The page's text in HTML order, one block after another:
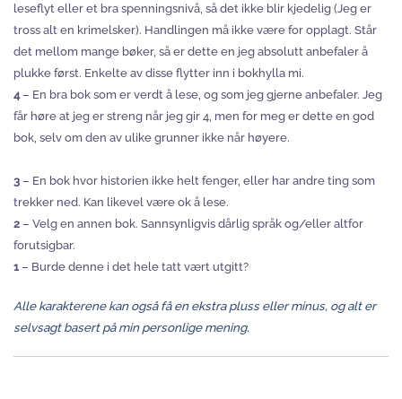
leseflyt eller et bra spenningsnivå, så det ikke blir kjedelig (Jeg er
tross alt en krimelsker). Handlingen må ikke være for opplagt. Står
det mellom mange bøker, så er dette en jeg absolutt anbefaler å
plukke først. Enkelte av disse flytter inn i bokhylla mi.
4– En bra bok som er verdt å lese, og som jeg gjerne anbefaler. Jeg
får høre at jeg er streng når jeg gir 4, men for meg er dette en god
bok, selv om den av ulike grunner ikke når høyere.
3– En bok hvor historien ikke helt fenger, eller har andre ting som
trekker ned. Kan likevel være ok å lese.
2– Velg en annen bok. Sannsynligvis dårlig språk og/eller altfor
forutsigbar.
1– Burde denne i det hele tatt vært utgitt?
Alle karakterene kan også få en ekstra pluss eller minus, og alt er
selvsagt basert på min personlige mening.